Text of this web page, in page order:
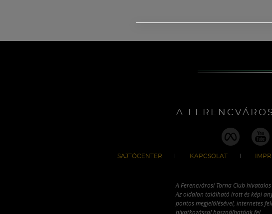
A
SAJTÓCENTER KAPCSOLAT
A Ferencvárosi Torna Club
Az oldalon található írott és képi
pontos megjelölésével, internetes
hivatkozással használhatóak fel.